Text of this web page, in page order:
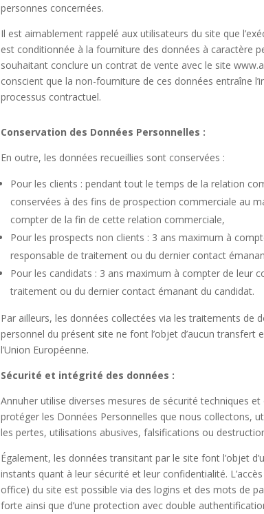
personnes concernées.
Il est aimablement rappelé aux utilisateurs du site que
est conditionnée à la fourniture des données à caractère
souhaitant conclure un contrat de vente avec le site
conscient que la non-fourniture de ces données entraîne
processus contractuel.
Conservation des Données Personnelles :
En outre, les données recueillies sont conservées :
Pour les clients : pendant tout le temps de la relation
conservées à des fins de prospection commerciale au
compter de la fin de cette relation commerciale,
Pour les prospects non clients : 3 ans maximum à
responsable de traitement ou du dernier contact
Pour les candidats : 3 ans maximum à compter de leur
traitement ou du dernier contact émanant du candidat.
Par ailleurs, les données collectées via les traitements de
personnel du présent site ne font l’objet d’aucun transfert
l’Union Européenne.
Sécurité et intégrité des données :
Annuher utilise diverses mesures de sécurité techniques
protéger les Données Personnelles que nous collectons,
les pertes, utilisations abusives, falsifications ou
Également, les données transitant par le site font l’objet
instants quant à leur sécurité et leur confidentialité.
office) du site est possible via des logins et des mots de
forte ainsi que d’une protection avec double